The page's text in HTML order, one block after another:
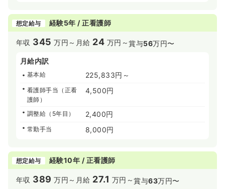
想定給与 経験5年 / 正看護師
年収 345 万円～ 月給 24 万円～賞与56万円〜
月給内訳
基本給 225,833円～
看護師手当（正看
護師）
4,500円
調整給（5年目） 2,400円
常勤手当 8,000円
想定給与 経験10年 / 正看護師
年収 389 万円～ 月給 27.1 万円～賞与63万円〜